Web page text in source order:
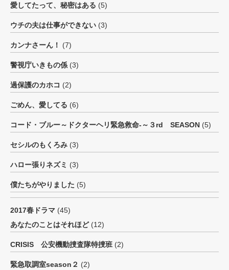
愛してたって、秘密はある (5)
ウチの夫は仕事ができない (3)
カンナさーん！ (7)
警視庁いきもの係 (3)
過保護のカホコ (2)
ごめん、愛してる (6)
コード・ブルー～ドクターヘリ緊急救命-～３rd SEASON (5)
セシルのもくろみ (3)
ハロー張りネズミ (3)
僕たちがやりました (5)
2017春ドラマ (45)
あなたのことはそれほど(12)
CRISIS 公安機動捜査隊特捜班 (2)
緊急取調室season２ (2)